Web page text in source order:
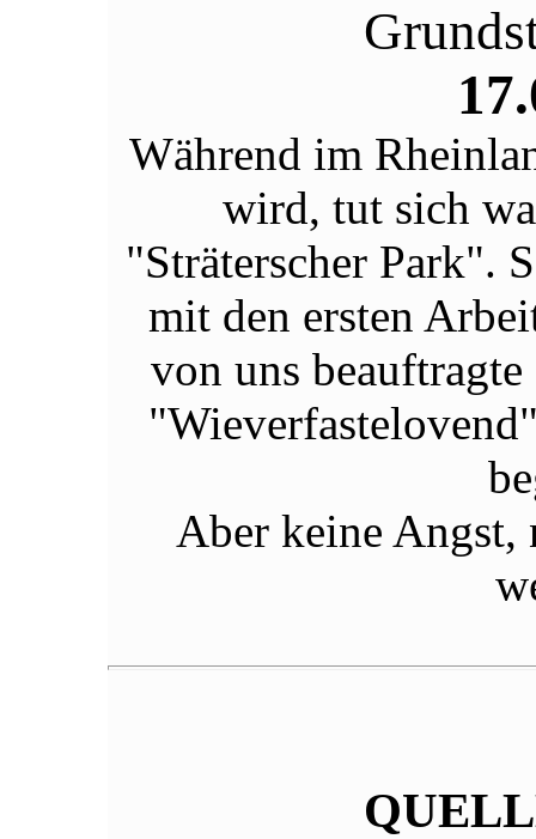
Während im
wird, tut sich
"Sträterscher Park".
mit den ersten
von uns
Aber keine Angst,